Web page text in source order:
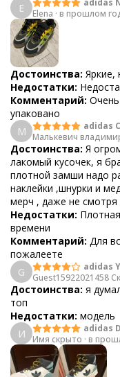
E
Elena · в прошлом
Достоинства: Яркие,
Недостатки:
Комментарий:
упаковано
М
adidas
Малькевич
Достоинства: Я
лакомый кусочек, я
плотной замши надо
наклейки ,шнурки и
мерч , даже не смотря
Недостатки:
времени
Комментарий: Для
пожалеете
G
adidas
Guest15922021458
Достоинства: я
топ
Недостатки: модель
И
adidas
Имя скрыто · в